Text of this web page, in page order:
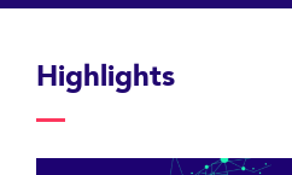
Highlights